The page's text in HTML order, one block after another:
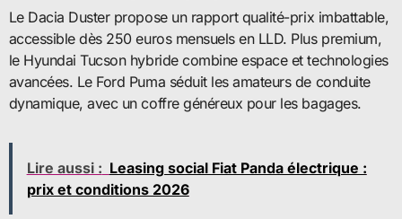
Le Dacia Duster propose un rapport qualité-prix imbattable,
accessible dès 250 euros mensuels en LLD. Plus premium,
le Hyundai Tucson hybride combine espace et technologies
avancées. Le Ford Puma séduit les amateurs de conduite
dynamique, avec un coffre généreux pour les bagages.
Lire aussi : Leasing social Fiat Panda électrique :
prix et conditions 2026